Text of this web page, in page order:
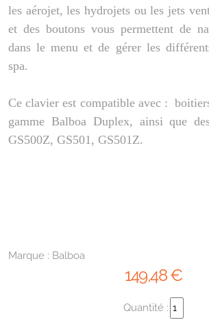
les aérojet, les hydrojets ou les jets
et des boutons vous permettent de
dans le menu et de gérer les
spa.
Ce clavier est compatible avec :
gamme Balboa Duplex, ainsi que
GS500Z, GS501, GS501Z.
Marque : Balboa
149,48€
Quantité :